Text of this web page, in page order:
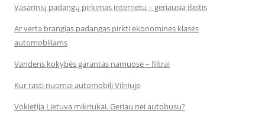
Vasarinių padangų pirkimas internetu – geriausia išeitis
Ar verta brangias padangas pirkti ekonominės klasės
automobiliams
Vandens kokybės garantas namuose – filtrai
Kur rasti nuomai automobilį Vilniuje
Vokietija Lietuva mikriukai. Geriau nei autobusu?